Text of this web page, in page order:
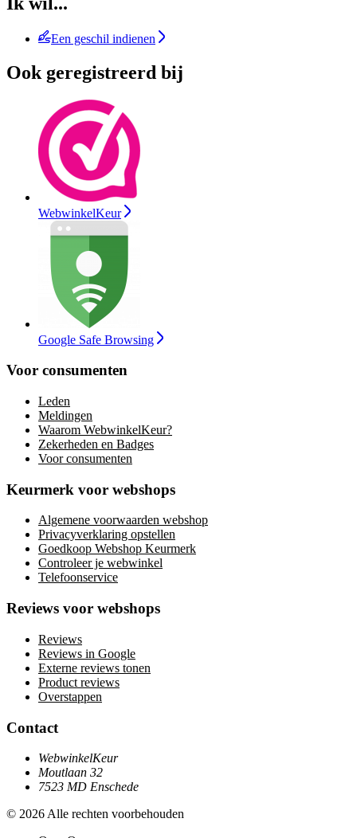
Een geschil indienen
Ook geregistreerd bij
WebwinkelKeur
Google Safe Browsing
Voor consumenten
Leden
Meldingen
Waarom WebwinkelKeur?
Zekerheden en Badges
Voor consumenten
Keurmerk voor webshops
Algemene voorwaarden webshop
Privacyverklaring opstellen
Goedkoop Webshop Keurmerk
Controleer je webwinkel
Telefoonservice
Reviews voor webshops
Reviews
Reviews in Google
Externe reviews tonen
Product reviews
Overstappen
Contact
WebwinkelKeur
Moutlaan 32
7523 MD Enschede
© 2026 Alle rechten voorbehouden